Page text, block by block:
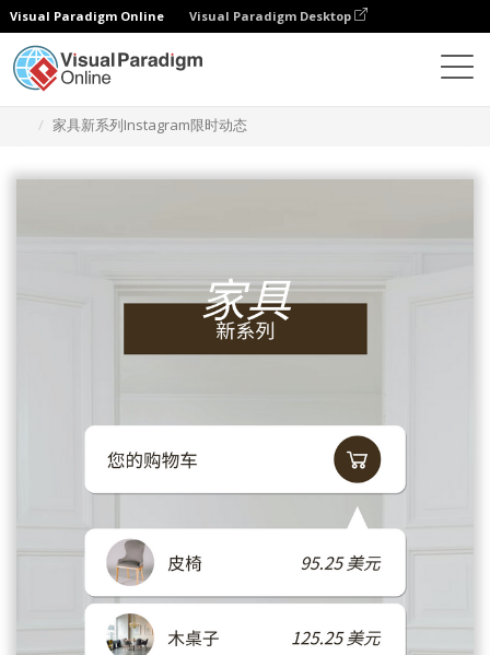
Visual Paradigm Online Visual Paradigm Desktop
家具新系列Instagram限时动态